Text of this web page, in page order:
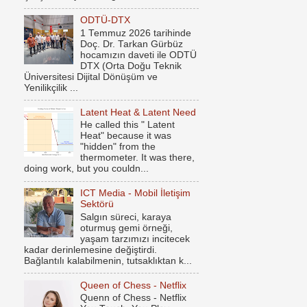
ODTÜ-DTX
1 Temmuz 2026 tarihinde
Doç. Dr. Tarkan Gürbüz
hocamızın daveti ile ODTÜ
DTX (Orta Doğu Teknik
Üniversitesi Dijital Dönüşüm ve
Yenilikçilik ...
Latent Heat & Latent Need
He called this " Latent
Heat" because it was
"hidden" from the
thermometer. It was there,
doing work, but you couldn...
ICT Media - Mobil İletişim
Sektörü
Salgın süreci, karaya
oturmuş gemi örneği,
yaşam tarzımızı incitecek
kadar derinlemesine değiştirdi.
Bağlantılı kalabilmenin, tutsaklıktan k...
Queen of Chess - Netflix
Quenn of Chess - Netflix